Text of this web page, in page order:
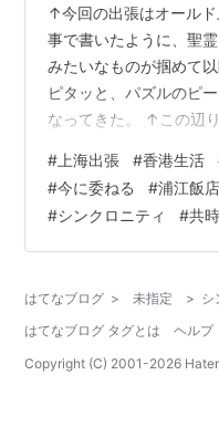
↑今回の出張はオール
事で書いたように、聖
みたいなものが掴めて
ピタッと、パズルのピ
なってきた。 ↑この辺
に予約した浦江飯店だ
弁護士事務所までは、
間を入れると、8時には
し、今日、上海事務所
てみると、ホテルのす
# 上海出張 #香港生活
#今に委ねる #浦江飯店
#シンクロニティ #共
はてなブログ > 未指定 > シ
はてなブログ タグとは
ヘルプ
Copyright (C) 2001-2026